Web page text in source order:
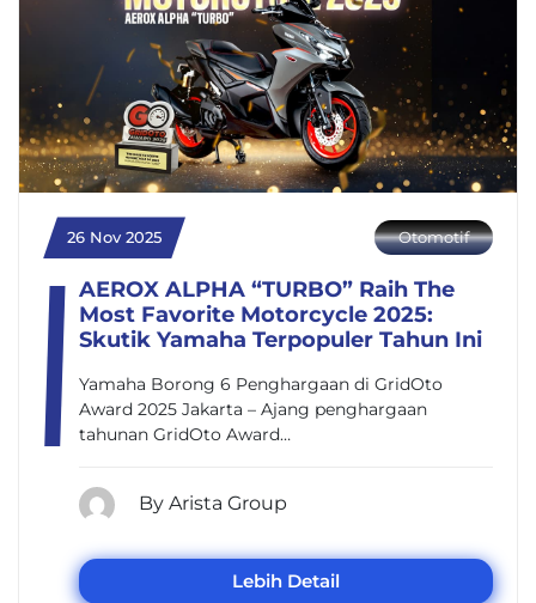
26 Nov 2025 Otomotif
AEROX ALPHA “TURBO” Raih The
Most Favorite Motorcycle 2025:
Skutik Yamaha Terpopuler Tahun Ini
Yamaha Borong 6 Penghargaan di GridOto
Award 2025 Jakarta – Ajang penghargaan
tahunan GridOto Award…
By Arista Group
Lebih Detail